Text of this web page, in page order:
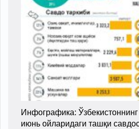
Инфографика:
июнь ойларидаги ташқи